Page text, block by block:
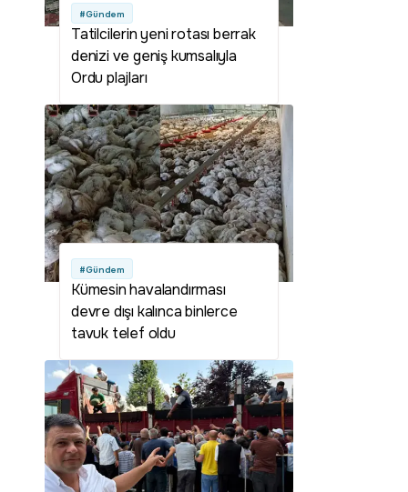
#Gündem
Tatilcilerin yeni rotası berrak
denizi ve geniş kumsalıyla
Ordu plajları
#Gündem
Kümesin havalandırması
devre dışı kalınca binlerce
tavuk telef oldu